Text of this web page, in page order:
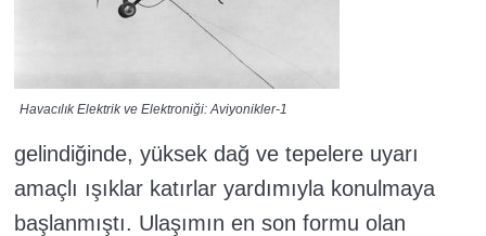
Havacılık Elektrik ve Elektroniği: Aviyonikler-1
gelindiğinde, yüksek dağ ve tepelere uyarı
amaçlı ışıklar katırlar yardımıyla konulmaya
başlanmıştı. Ulaşımın en son formu olan